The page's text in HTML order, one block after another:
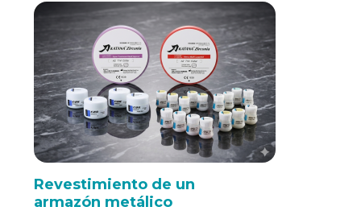
Revestimiento de un
armazón metálico